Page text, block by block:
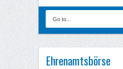
Ehrenamtsbörse